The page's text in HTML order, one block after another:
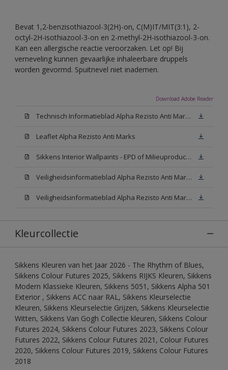
Bevat 1,2-benzisothiazool-3(2H)-on, C(M)IT/MIT(3:1), 2-
octyl-2H-isothiazool-3-on en 2-methyl-2H-isothiazool-3-on.
Kan een allergische reactie veroorzaken. Let op! Bij
verneveling kunnen gevaarlijke inhaleerbare druppels
worden gevormd. Spuitnevel niet inademen.
Download Adobe Reader
Technisch Informatieblad Alpha Rezisto Anti Marks (PDF)
Leaflet Alpha Rezisto Anti Marks
Sikkens Interior Wallpaints - EPD of Milieuproductverklaring
Veiligheidsinformatieblad Alpha Rezisto Anti Marks Mat White W05 (MSDS)
Veiligheidsinformatieblad Alpha Rezisto Anti Marks Mat N00 (MSDS)
Kleurcollectie
Sikkens Kleuren van het Jaar 2026 - The Rhythm of Blues,
Sikkens Colour Futures 2025, Sikkens RIJKS Kleuren, Sikkens
Modern Klassieke Kleuren, Sikkens 5051, Sikkens Alpha 501
Exterior , Sikkens ACC naar RAL, Sikkens Kleurselectie
Kleuren, Sikkens Kleurselectie Grijzen, Sikkens Kleurselectie
Witten, Sikkens Van Gogh Collectie kleuren, Sikkens Colour
Futures 2024, Sikkens Colour Futures 2023, Sikkens Colour
Futures 2022, Sikkens Colour Futures 2021, Colour Futures
2020, Sikkens Colour Futures 2019, Sikkens Colour Futures
2018